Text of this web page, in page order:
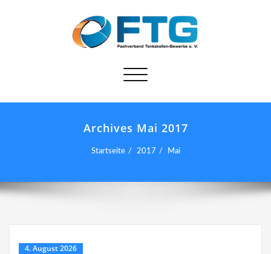
Schalte
Archives Mai 2017
Startseite 2017 Mai
4. August 2026